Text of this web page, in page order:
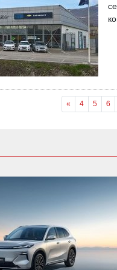
« 4 5 6